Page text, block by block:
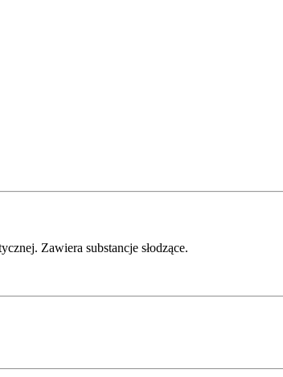
Zawiera substancje słodzące.